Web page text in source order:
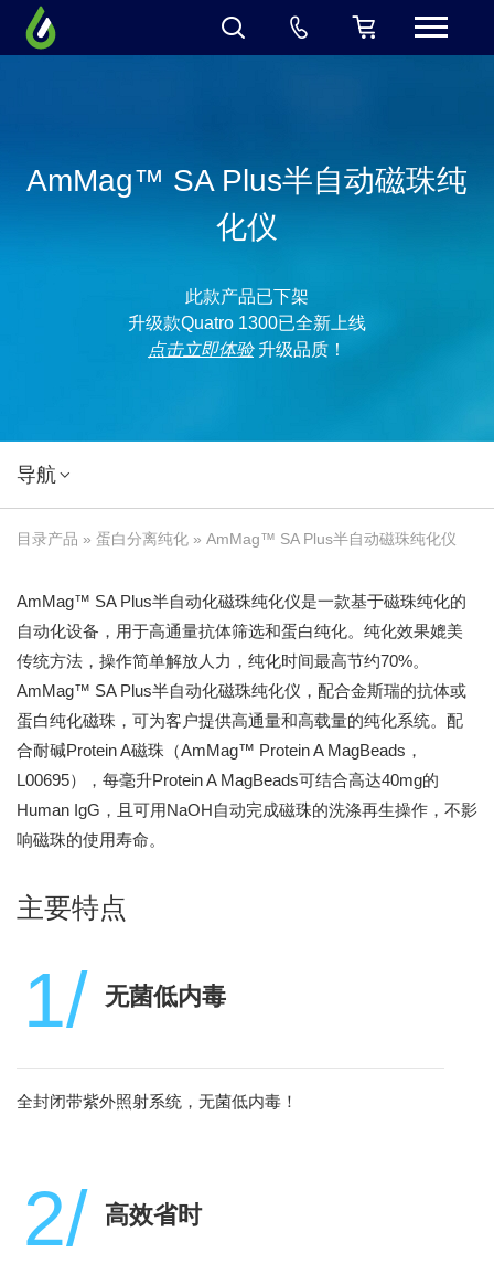
AmMag™ SA Plus半自动磁珠纯
化仪
此款产品已下架
升级款Quatro 1300已全新上线
点击立即体验升级品质！
导航
目录产品 » 蛋白分离纯化 » AmMag™ SA Plus半自动磁珠纯化仪
AmMag™ SA Plus半自动化磁珠纯化仪是一款基于磁珠纯化的
自动化设备，用于高通量抗体筛选和蛋白纯化。纯化效果媲美
传统方法，操作简单解放人力，纯化时间最高节约70%。
AmMag™ SA Plus半自动化磁珠纯化仪，配合金斯瑞的抗体或
蛋白纯化磁珠，可为客户提供高通量和高载量的纯化系统。配
合耐碱Protein A磁珠（AmMag™ Protein A MagBeads，
L00695），每毫升Protein A MagBeads可结合高达40mg的
Human IgG，且可用NaOH自动完成磁珠的洗涤再生操作，不影
响磁珠的使用寿命。
主要特点
1/ 无菌低内毒
全封闭带紫外照射系统，无菌低内毒！
2/ 高效省时